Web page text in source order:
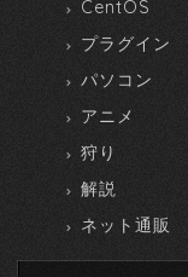
CentOS
プラグイン
パソコン
アニメ
狩り
解説
ネット通販